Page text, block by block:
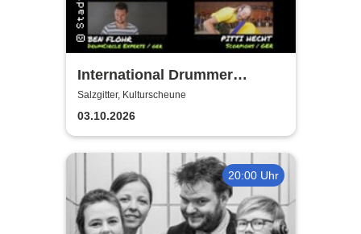
International Drummer
Meeting Konzert |
Kulturscheune
Salzgitter, Kulturscheune
03.10.2026
20:00 Uhr